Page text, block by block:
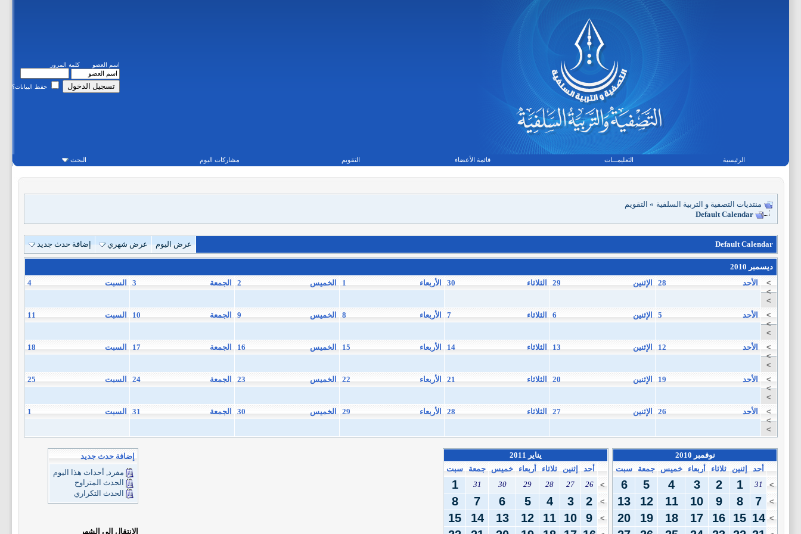
اسم العضو كلمة المرور
حفظ البيانات؟
الرئيسية التعليمـــات قائمة الأعضاء التقويم مشاركات اليوم البحث
منتديات التصفية و التربية السلفية » التقويم
Default Calendar
Default Calendar عرض اليوم عرض شهري إضافة حدث جديد
ديسمبر 2010
>
>
>
28 الأحد 29 الإثنين 30 الثلاثاء 1 الأربعاء 2 الخميس 3 الجمعة 4 السبت
>
>
>
5 الأحد 6 الإثنين 7 الثلاثاء 8 الأربعاء 9 الخميس 10 الجمعة 11 السبت
>
>
>
12 الأحد 13 الإثنين 14 الثلاثاء 15 الأربعاء 16 الخميس 17 الجمعة 18 السبت
>
>
>
19 الأحد 20 الإثنين 21 الثلاثاء 22 الأربعاء 23 الخميس 24 الجمعة 25 السبت
>
>
>
26 الأحد 27 الإثنين 28 الثلاثاء 29 الأربعاء 30 الخميس 31 الجمعة 1 السبت
نوفمبر 2010
أحد
إثنين ثلاثاء أربعاء خميس جمعة
سبت
>
31
1
2
3
4
5
6
>
7
8
9
10
11
12
13
>
14
15
16
17
18
19
20
يناير 2011
أحد
إثنين ثلاثاء أربعاء خميس جمعة
سبت
>
26
27
28
29
30
31
1
>
2
3
4
5
6
7
8
>
9
10
11
12
13
14
15
إضافة حدث جديد
مفرد, أحداث هذا اليوم
الحدث المتراوح
الحدث التكراري
الانتقال إلى الشهر